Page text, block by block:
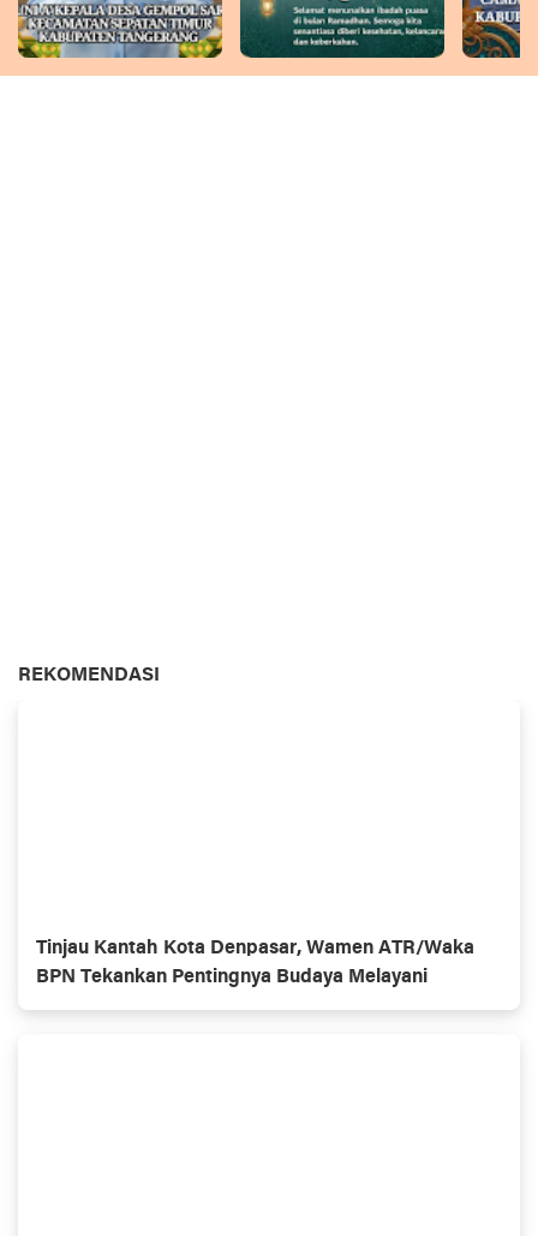
REKOMENDASI
Tinjau Kantah Kota Denpasar, Wamen ATR/Waka
BPN Tekankan Pentingnya Budaya Melayani